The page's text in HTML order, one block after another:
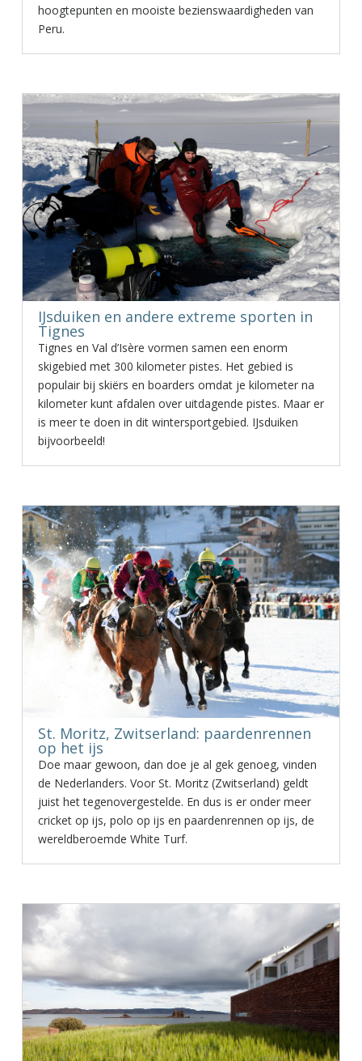
hoogtepunten en mooiste bezienswaardigheden van
Peru.
IJsduiken en andere extreme sporten in
Tignes
Tignes en Val d’Isère vormen samen een enorm
skigebied met 300 kilometer pistes. Het gebied is
populair bij skiërs en boarders omdat je kilometer na
kilometer kunt afdalen over uitdagende pistes. Maar er
is meer te doen in dit wintersportgebied. IJsduiken
bijvoorbeeld!
St. Moritz, Zwitserland: paardenrennen
op het ijs
Doe maar gewoon, dan doe je al gek genoeg, vinden
de Nederlanders. Voor St. Moritz (Zwitserland) geldt
juist het tegenovergestelde. En dus is er onder meer
cricket op ijs, polo op ijs en paardenrennen op ijs, de
wereldberoemde White Turf.